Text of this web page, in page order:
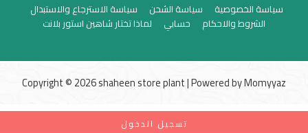
سياسة الخصوصية سياسة الشحن
سياسة الاسترجاع والاستبدال
الشروط والاحكام
حسابي لماذا تختار شاهين استور بلانت
Copyright © 2026 shaheen store plant | Powered byMomyyaz
تسجيل الدخول